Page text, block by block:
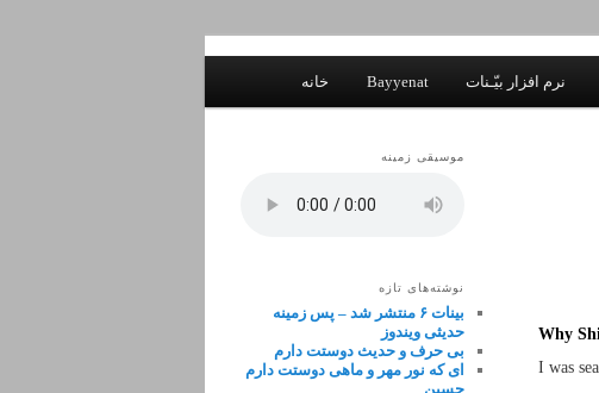
خانه Bayyenat نرم افزار بیّـنات
Why
I was
موسیقی زمینه
نوشته‌های تازه
بینات ۶ منتشر شد – پس زمینه
حدیثی ویندوز
بی حرف و حدیث دوستت دارم
ای که نور مهر و ماهی دوستت دارم
حسین